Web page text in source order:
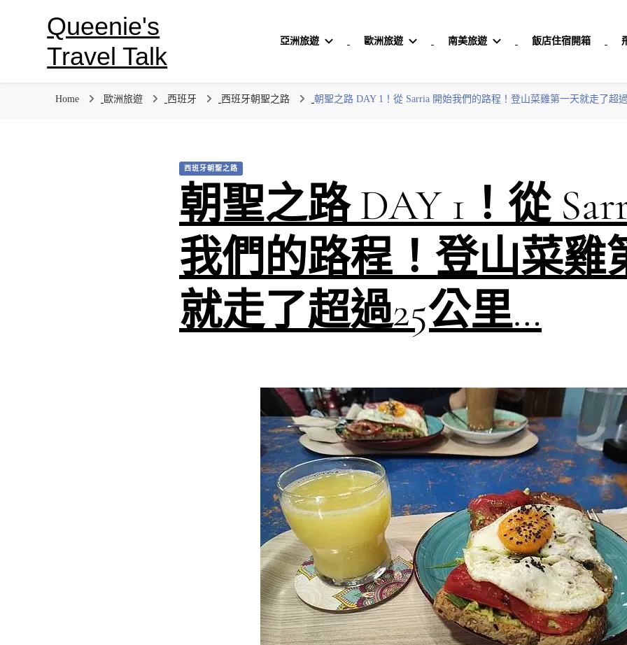
Queenie's
Travel Talk
亞洲旅遊 歐洲旅遊 南美旅遊 飯店住宿開箱
Home 歐洲旅遊 西班牙 西班牙朝聖之路 朝聖之路 DAY 1！從 Sarria 開始我們的路程！登山菜雞第一天就走了超
西班牙朝聖之路
朝聖之路 DAY 1！從
我們的路程！登山菜雞
就走了超過25公里…